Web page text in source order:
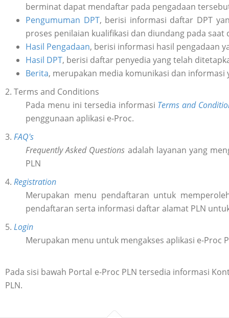
berminat dapat mendaftar pada pengadaan
Pengumuman DPT, berisi informasi daftar DPT
proses penilaian kualifikasi dan diundang pada
Hasil Pengadaan, berisi informasi hasil pengadaan
Hasil DPT, berisi daftar penyedia yang telah
Berita, merupakan media komunikasi dan
2. Terms and Conditions
Pada menu ini tersedia informasi Terms and
penggunaan aplikasi e-Proc.
3. FAQ's
Frequently Asked Questions adalah layanan yang
PLN
4. Registration
Merupakan menu pendaftaran untuk
pendaftaran serta informasi daftar alamat PLN
5. Login
Merupakan menu untuk mengakses aplikasi e-
Pada sisi bawah Portal e-Proc PLN tersedia informasi
PLN.